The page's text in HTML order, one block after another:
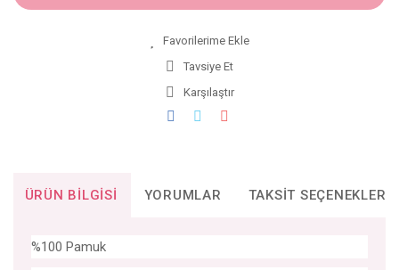
Tavsiye Et
Karşılaştır
ÜRÜN BILGISI YORUMLAR TAKSIT SEÇENEKLERI
%100 Pamuk